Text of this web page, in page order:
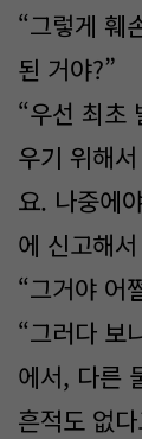
“그렇게 훼
된 거야?”
“우선 최초
우기 위해
요. 나중에
에 신고해
“그거야 어
“그러다 보
에서, 다른
흔적도 없